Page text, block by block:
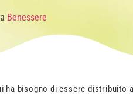
Benessere
bisogno di essere distribuito